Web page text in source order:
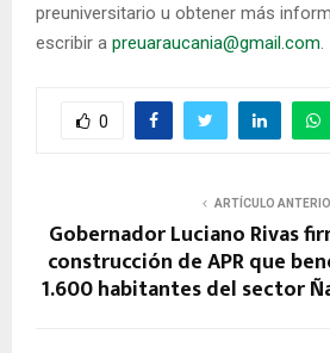
preuniversitario u obtener más
escribir a preuaraucania@gmail.com.
0
ARTÍCULO
Gobernador Luciano Rivas
construcción de APR que
1.600 habitantes del sector